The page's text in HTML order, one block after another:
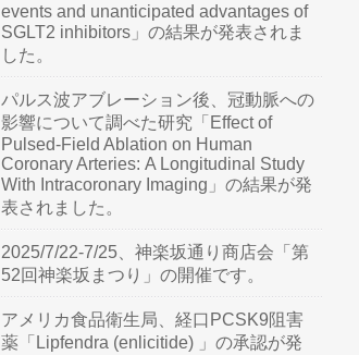
events and unanticipated advantages of
SGLT2 inhibitors」の結果が発表されま
した。
パルス波アブレーション後、冠動脈への
影響について調べた研究「Effect of
Pulsed-Field Ablation on Human
Coronary Arteries: A Longitudinal Study
With Intracoronary Imaging」の結果が発
表されました。
2025/7/22-7/25、神楽坂通り商店会「第
52回神楽坂まつり」の開催です。
アメリカ食品衛生局、経口PCSK9阻害
薬「Lipfendra (enlicitide) 」の承認が発